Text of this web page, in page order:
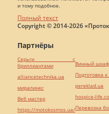
и тому подобное.
Полный текст
Copyright © 2014-2026
Партнёры
Серьги с
бриллиантами
alliancetechnika.ua
миралинкс
Веб мастер
https://motokosmos.ua/
Винный шкаф
Подготовка
pereklad.ua
hospice-
Перевозка